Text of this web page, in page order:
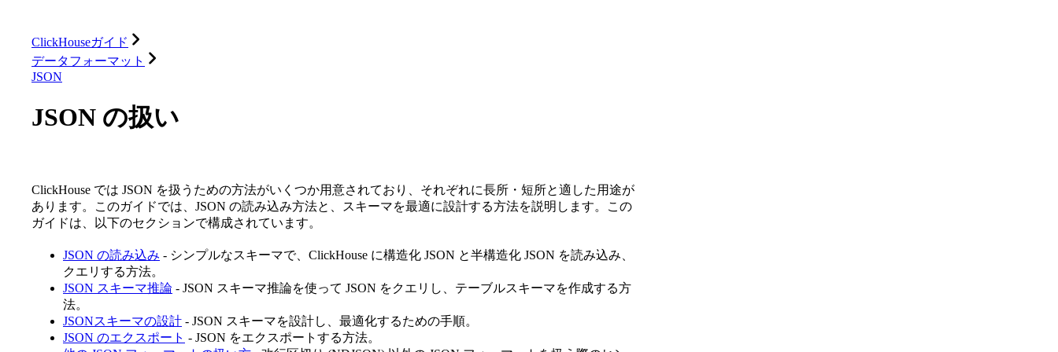
ClickHouseガイド
データフォーマット
JSON
JSON の扱い
ClickHouse では JSON を扱うための方法がいくつか用意されており、それぞれに長所・短所と適した用途が
あります。このガイドでは、JSON の読み込み方法と、スキーマを最適に設計する方法を説明します。この
ガイドは、以下のセクションで構成されています。
JSON の読み込み - シンプルなスキーマで、ClickHouse に構造化 JSON と半構造化 JSON を読み込み、
クエリする方法。
JSON スキーマ推論 - JSON スキーマ推論を使って JSON をクエリし、テーブルスキーマを作成する方
法。
JSONスキーマの設計 - JSON スキーマを設計し、最適化するための手順。
JSON のエクスポート - JSON をエクスポートする方法。